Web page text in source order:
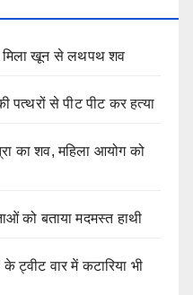
मिला खून से लथपथ शव
पत्थरों से पीट पीट कर हत्या
का शव, महिला आयोग को
को बताया मदमस्त हाथी
वार में कटारिया भी